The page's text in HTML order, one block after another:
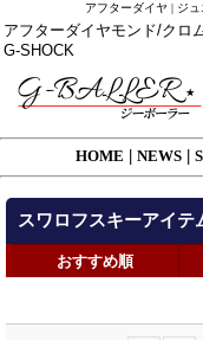
アフターダイヤ | ジ
アフターダイヤモンド/クロ
G-SHOCK
HOME NEWS
スワロフスキーアイテ
おすすめ順